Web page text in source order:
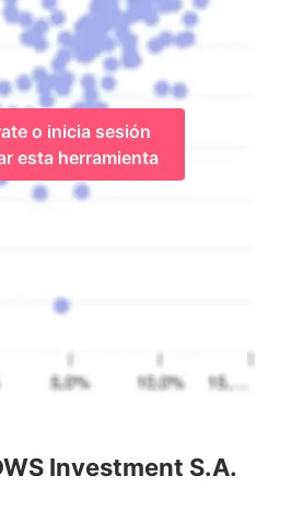
o inicia sesión
esta herramienta
Investment S.A.